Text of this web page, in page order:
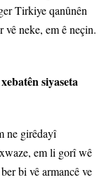
Tirkiye qanûnên
neke, em ê neçin.
siyaseta
ne girêdayî
em li gorî wê
bi vê armancê ve